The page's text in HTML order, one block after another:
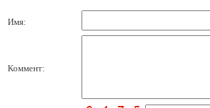
Имя:
Коммент: